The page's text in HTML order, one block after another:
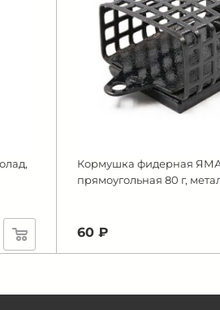
Кормушка фидерная
прямоугольная 80 г,
60 ₽